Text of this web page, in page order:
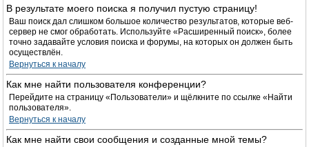
В результате моего поиска я получил пустую страницу!
Ваш поиск дал слишком большое количество результатов, которые веб-
сервер не смог обработать. Используйте «Расширенный поиск», более
точно задавайте условия поиска и форумы, на которых он должен быть
осуществлён.
Вернуться к началу
Как мне найти пользователя конференции?
Перейдите на страницу «Пользователи» и щёлкните по ссылке «Найти
пользователя».
Вернуться к началу
Как мне найти свои сообщения и созданные мной темы?